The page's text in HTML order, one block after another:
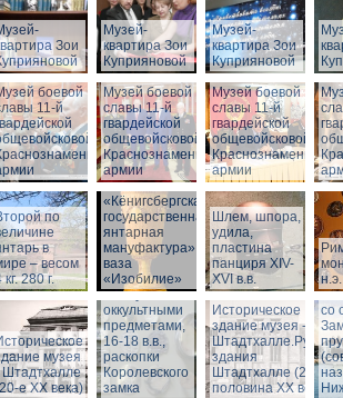
Зои
Музей-
квартира Зои
Куприяновой
Музей-
квартира Зои
Куприяновой
боевой
11-й
Музей боевой
славы 11-й
гвардейской
общевойсковой
Краснознаменной
армии
Музей боевой
славы 11-й
гвардейской
общевойсковой
Краснознаменной
армии
по
в
– весом
кг. 280 г.
«Кёнигсбергская
государственная
янтарная
мануфактура» -
ваза
«Изобилие»
Шлем, шпора,
удила,
пластина
панциря XIV-
XVI в.в.
музея
Штадтхалле
е XX века)
Шкатулка с
оккультными
предметами,
16-18 в.в.,
раскопки
Королевского
замка
Историческое
здание музея -
Штадтхалле.Руины
здания
Штадтхалле (2-я
половина ХХ века)
-
со